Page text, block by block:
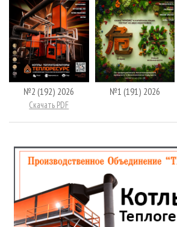
№2 (192) 2026
Скачать PDF
№1 (191) 2026